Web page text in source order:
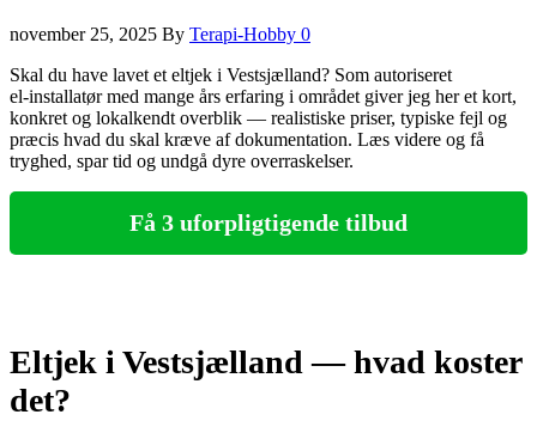
november 25, 2025 By Terapi-Hobby 0
Skal du have lavet et eltjek i Vestsjælland? Som autoriseret
el‑installatør med mange års erfaring i området giver jeg her et kort,
konkret og lokalkendt overblik — realistiske priser, typiske fejl og
præcis hvad du skal kræve af dokumentation. Læs videre og få
tryghed, spar tid og undgå dyre overraskelser.
Få 3 uforpligtigende tilbud
Eltjek i Vestsjælland — hvad koster
det?